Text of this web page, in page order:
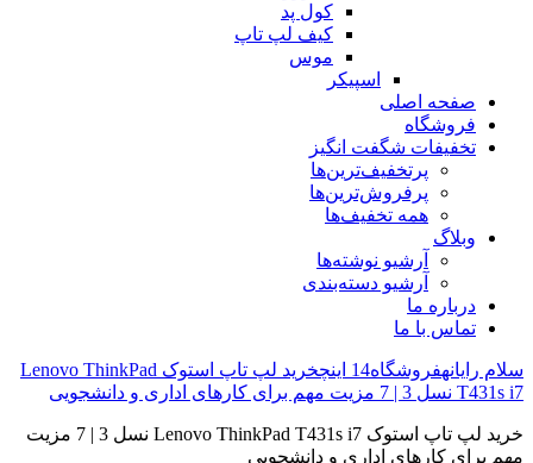
کول پد
کیف لپ تاپ
موس
اسپیکر
صفحه اصلی
فروشگاه
تخفیفات شگفت انگیز
پرتخفیف‌ترین‌ها
پرفروش‌ترین‌ها
همه تخفیف‌ها
وبلاگ
آرشیو نوشته‌ها
آرشیو دسته‌بندی
درباره ما
تماس با ما
سلام رایانهفروشگاه14 اینچ
خرید لپ تاپ استوک Lenovo ThinkPad
T431s i7 نسل 3 | 7 مزیت مهم برای کارهای اداری و دانشجویی
خرید لپ تاپ استوک Lenovo ThinkPad T431s i7 نسل 3 | 7 مزیت
مهم برای کارهای اداری و دانشجویی